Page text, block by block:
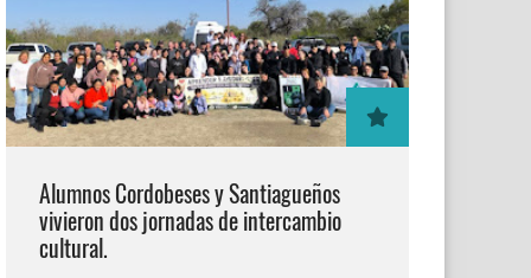
Alumnos Cordobeses y Santiagueños
vivieron dos jornadas de intercambio
cultural.